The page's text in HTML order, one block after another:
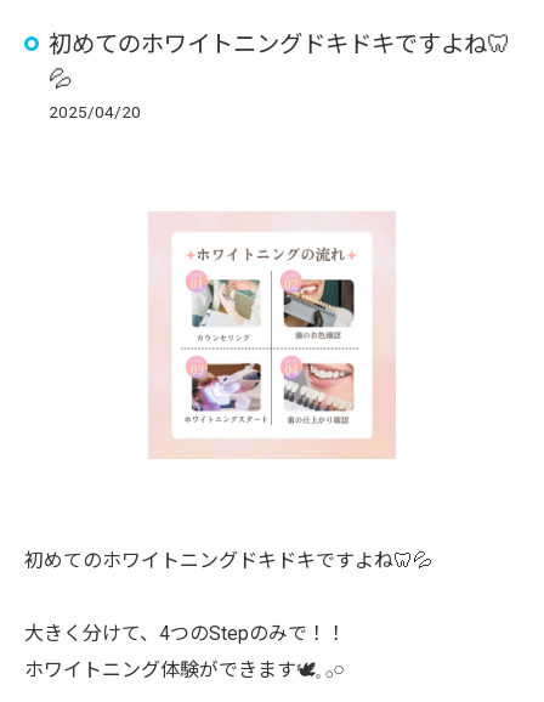
初めてのホワイトニングドキドキですよね🦷
💦
2025/04/20
初めてのホワイトニングドキドキですよね🦷💦
大きく分けて、4つのStepのみで！！
ホワイトニング体験ができます🕊𓈒 𓂂𓏸